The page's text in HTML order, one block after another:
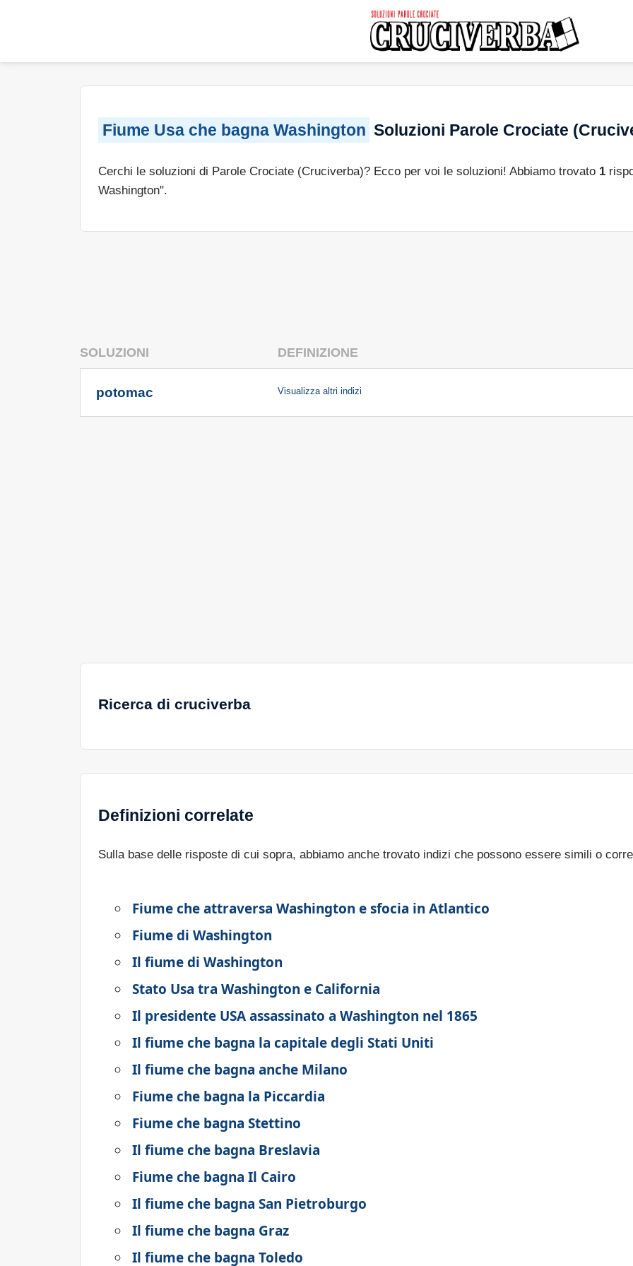
Fiume Usa che bagna Washington Soluzioni Parole Crociate
Cerchi le soluzioni di Parole Crociate (Cruciverba)? Ecco per voi le soluzioni! Abbiamo trovato 1
Washington".
SOLUZIONI DEFINIZIONE
potomac Visualizza altri indizi
Ricerca di cruciverba
Definizioni correlate
Sulla base delle risposte di cui sopra, abbiamo anche trovato indizi che possono essere simili o
Fiume che attraversa Washington e sfocia in Atlantico
Fiume di Washington
Il fiume di Washington
Stato Usa tra Washington e California
Il presidente USA assassinato a Washington nel 1865
Il fiume che bagna la capitale degli Stati Uniti
Il fiume che bagna anche Milano
Fiume che bagna la Piccardia
Fiume che bagna Stettino
Il fiume che bagna Breslavia
Fiume che bagna Il Cairo
Il fiume che bagna San Pietroburgo
Il fiume che bagna Graz
Il fiume che bagna Toledo